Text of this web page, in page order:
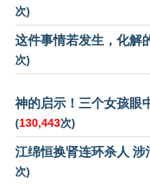
次)
这件事情若发生，化解
次)
神的启示！三个女孩眼
(130,443次)
江绵恒换肾连环杀人 涉
次)